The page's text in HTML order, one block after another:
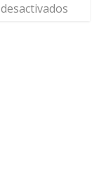
desactivados